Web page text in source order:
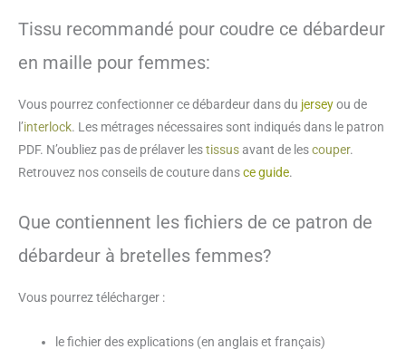
Tissu recommandé pour coudre ce débardeur
en maille pour femmes:
Vous pourrez confectionner ce débardeur dans du jerseyou de
l’interlock. Les métrages nécessaires sont indiqués dans le patron
PDF. N’oubliez pas de prélaver lestissusavant de lescouper.
Retrouvez nos conseils de couture dansce guide.
Que contiennent les fichiers de ce patron de
débardeur à bretelles femmes?
Vous pourrez télécharger :
le fichier des explications (en anglais et français)